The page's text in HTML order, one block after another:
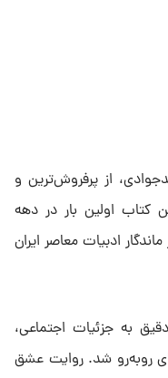
از پرفروش‌ترین و
کتاب اولین بار در دهه
ادبیات معاصر ایران
به جزئیات اجتماعی،
روبه‌رو شد. روایت عشق